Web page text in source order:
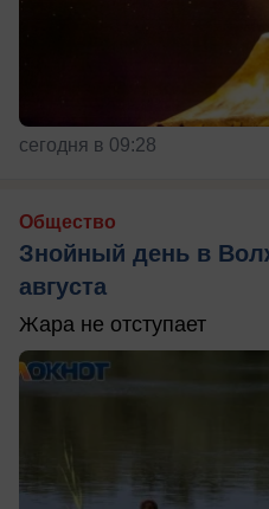
сегодня в 09:28
Общество
Знойный день в
августа
Жара не отступает